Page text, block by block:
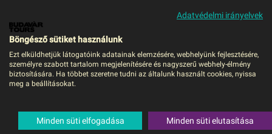
MENÜ
Diamond Elite Hotel16+
Repülő
Törökország,Török riviéra,Side
Adatvédelmi irányelvek
Böngésző sütiket használunk
Ezt elküldhetjük látogatóink adatainak elemzésére, webhelyünk fejlesztésére,
személyre szabott tartalom megjelenítésére és nagyszerű webhely-élmény
biztosítására. Ha többet szeretne tudni az általunk használt cookies, nyissa
meg a beállításokat.
Minden süti elfogadása Minden süti elutasítása